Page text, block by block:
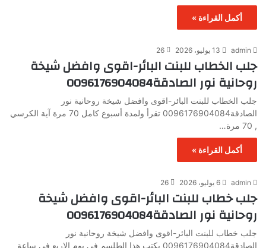
أكمل القراءة »
admin 13 يوليو، 2026 26
جلب الخطاب للبنت البائر-اقوى وافضل شيخة
روحانية نور الصادقة0096176904084
جلب الخطاب للبنت البائر-اقوى وافضل شيخة روحانية نور
الصادقة0096176904084 تقرأ ولمدة أسبوع كامل 70 مرة آية الكرسي
, 70 مرة…
أكمل القراءة »
admin 6 يوليو، 2026 26
جلب خطاب للبنت البائر-اقوى وافضل شيخة
روحانية نور الصادقة0096176904084
جلب خطاب للبنت البائر-اقوى وافضل شيخة روحانية نور
الصادقة0096176904084 يكتب هذا الطلسم في يوم الاربع في ساعة